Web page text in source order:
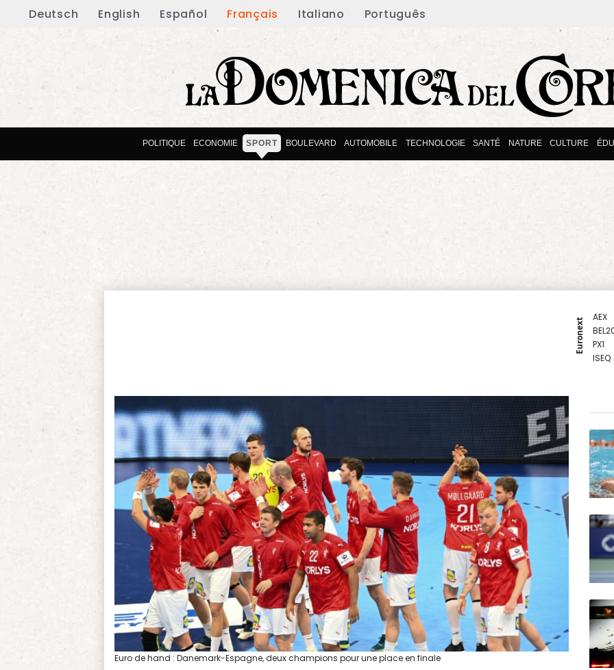
Deutsch English Español Français Italiano Português
POLITIQUE ECONOMIE SPORT BOULEVARD AUTOMOBILE TECHNOLOGIE SANTÉ NATURE CULTURE
Euronext
AEX
PX1
ISEQ
Euro de hand : Danemark-Espagne, deux champions pour une place en finale